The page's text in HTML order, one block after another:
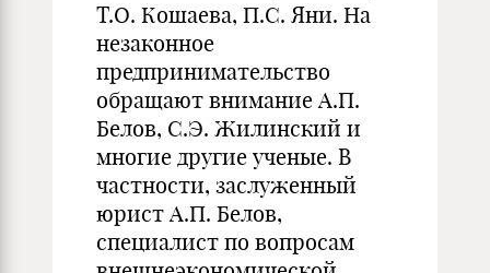
Т.О. Кошаева, П.С. Яни. На
незаконное
предпринимательство
обращают внимание А.П.
Белов, С.Э. Жилинский и
многие другие ученые. В
частности, заслуженный
юрист А.П. Белов,
специалист по вопросам